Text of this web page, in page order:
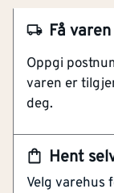
Hent
Velg varehus
Få
Oppgi
varen er
deg.
Artikkelnummer
Til Skjøting
Kan
Haloproof Butyl
dobbeltsidig
5°C.